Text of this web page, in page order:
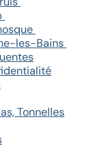
les-Bains
Tonnelles